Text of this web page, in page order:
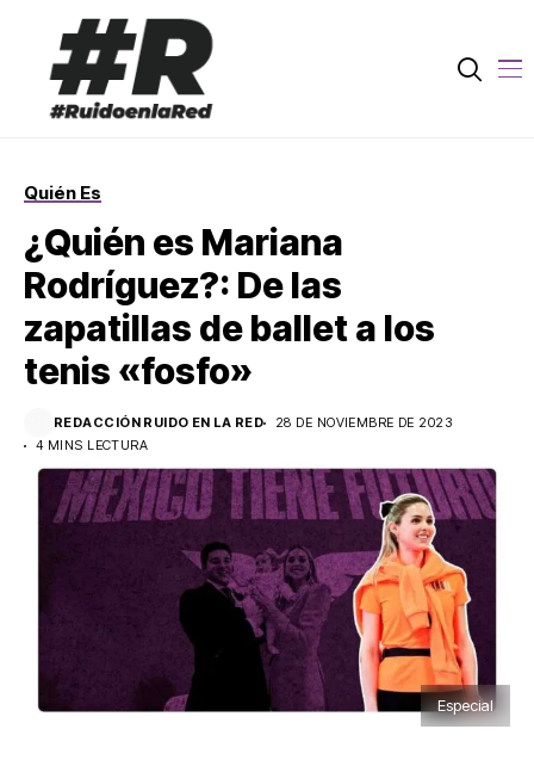
Quién Es
¿Quién es Mariana
Rodríguez?: De las
zapatillas de ballet a los
tenis «fosfo»
REDACCIÓN RUIDO EN LA RED
28 DE NOVIEMBRE DE 2023
4 MINS LECTURA
Especial